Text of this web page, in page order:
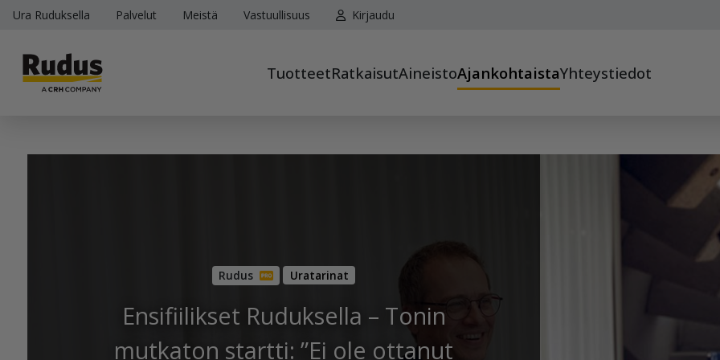
Ura Ruduksella Palvelut Meistä Vastuullisuus Kirjaudu
TuotteetRatkaisutAineistoAjankohtaistaYhteystiedot
Uratarinat
Ensifiilikset Ruduksella – Tonin
mutkaton startti: ”Ei ole ottanut